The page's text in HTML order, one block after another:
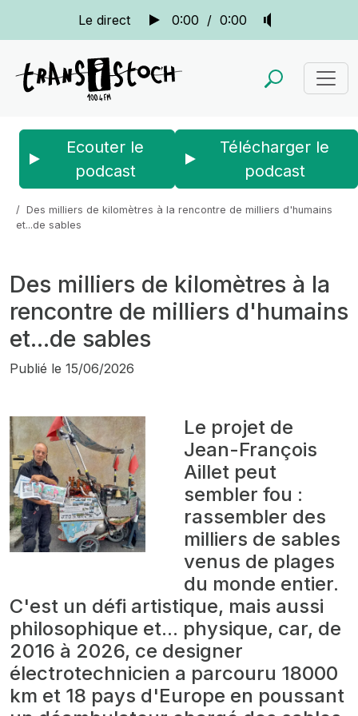
Le direct 0:00 / 0:00
Ecouter le
podcast
Télécharger le
podcast
Des milliers de kilomètres à la rencontre de milliers d'humains
et...de sables
Des milliers de kilomètres à la
rencontre de milliers d'humains
et...de sables
Publié le 15/06/2026
Le projet de
Jean-François
Aillet peut
sembler fou :
rassembler des
milliers de sables
venus de plages
du monde entier.
C'est un défi artistique, mais aussi
philosophique et... physique, car, de
2016 à 2026, ce designer
électrotechnicien a parcouru 18000
km et 18 pays d'Europe en poussant